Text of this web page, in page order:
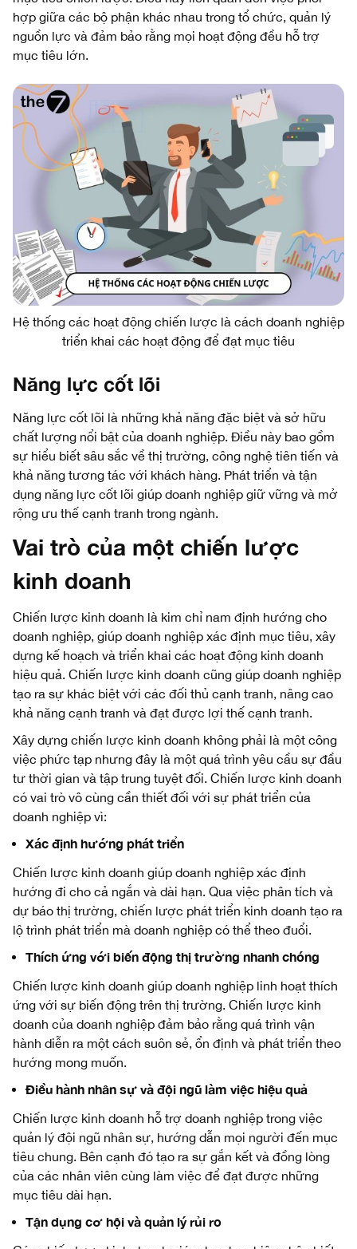
hợp giữa các bộ phận khác nhau trong tổ chức, quản lý
nguồn lực và đảm bảo rằng mọi hoạt động đều hỗ trợ
mục tiêu lớn.
Hệ thống các hoạt động chiến lược là cách doanh nghiệp
triển khai các hoạt động để đạt mục tiêu
Năng lực cốt lõi
Năng lực cốt lõi là những khả năng đặc biệt và sở hữu
chất lượng nổi bật của doanh nghiệp. Điều này bao gồm
sự hiểu biết sâu sắc về thị trường, công nghệ tiên tiến và
khả năng tương tác với khách hàng. Phát triển và tận
dụng năng lực cốt lõi giúp doanh nghiệp giữ vững và mở
rộng ưu thế cạnh tranh trong ngành.
Vai trò của một chiến lược
kinh doanh
Chiến lược kinh doanh là kim chỉ nam định hướng cho
doanh nghiệp, giúp doanh nghiệp xác định mục tiêu, xây
dựng kế hoạch và triển khai các hoạt động kinh doanh
hiệu quả. Chiến lược kinh doanh cũng giúp doanh nghiệp
tạo ra sự khác biệt với các đối thủ cạnh tranh, nâng cao
khả năng cạnh tranh và đạt được lợi thế cạnh tranh.
Xây dựng chiến lược kinh doanh không phải là một công
việc phức tạp nhưng đây là một quá trình yêu cầu sự đầu
tư thời gian và tập trung tuyệt đối. Chiến lược kinh doanh
có vai trò vô cùng cần thiết đối với sự phát triển của
doanh nghiệp vì:
Xác định hướng phát triển
Chiến lược kinh doanh giúp doanh nghiệp xác định
hướng đi cho cả ngắn và dài hạn. Qua việc phân tích và
dự báo thị trường, chiến lược phát triển kinh doanh tạo ra
lộ trình phát triển mà doanh nghiệp có thể theo đuổi.
Thích ứng với biến động thị trường nhanh chóng
Chiến lược kinh doanh giúp doanh nghiệp linh hoạt thích
ứng với sự biến động trên thị trường. Chiến lược kinh
doanh của doanh nghiệp đảm bảo rằng quá trình vận
hành diễn ra một cách suôn sẻ, ổn định và phát triển theo
hướng mong muốn.
Điều hành nhân sự và đội ngũ làm việc hiệu quả
Chiến lược kinh doanh hỗ trợ doanh nghiệp trong việc
quản lý đội ngũ nhân sự, hướng dẫn mọi người đến mục
tiêu chung. Bên cạnh đó tạo ra sự gắn kết và đồng lòng
của các nhân viên cùng làm việc để đạt được những
mục tiêu dài hạn.
Tận dụng cơ hội và quản lý rủi ro